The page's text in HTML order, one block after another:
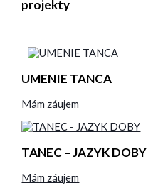
projekty
UMENIE TANCA
Mám záujem
TANEC – JAZYK DOBY
Mám záujem